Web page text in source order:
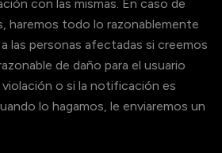
con las mismas. En caso de
haremos todo lo razonablemente
las personas afectadas si creemos
de daño para el usuario
o si la notificación es
lo hagamos, le enviaremos un